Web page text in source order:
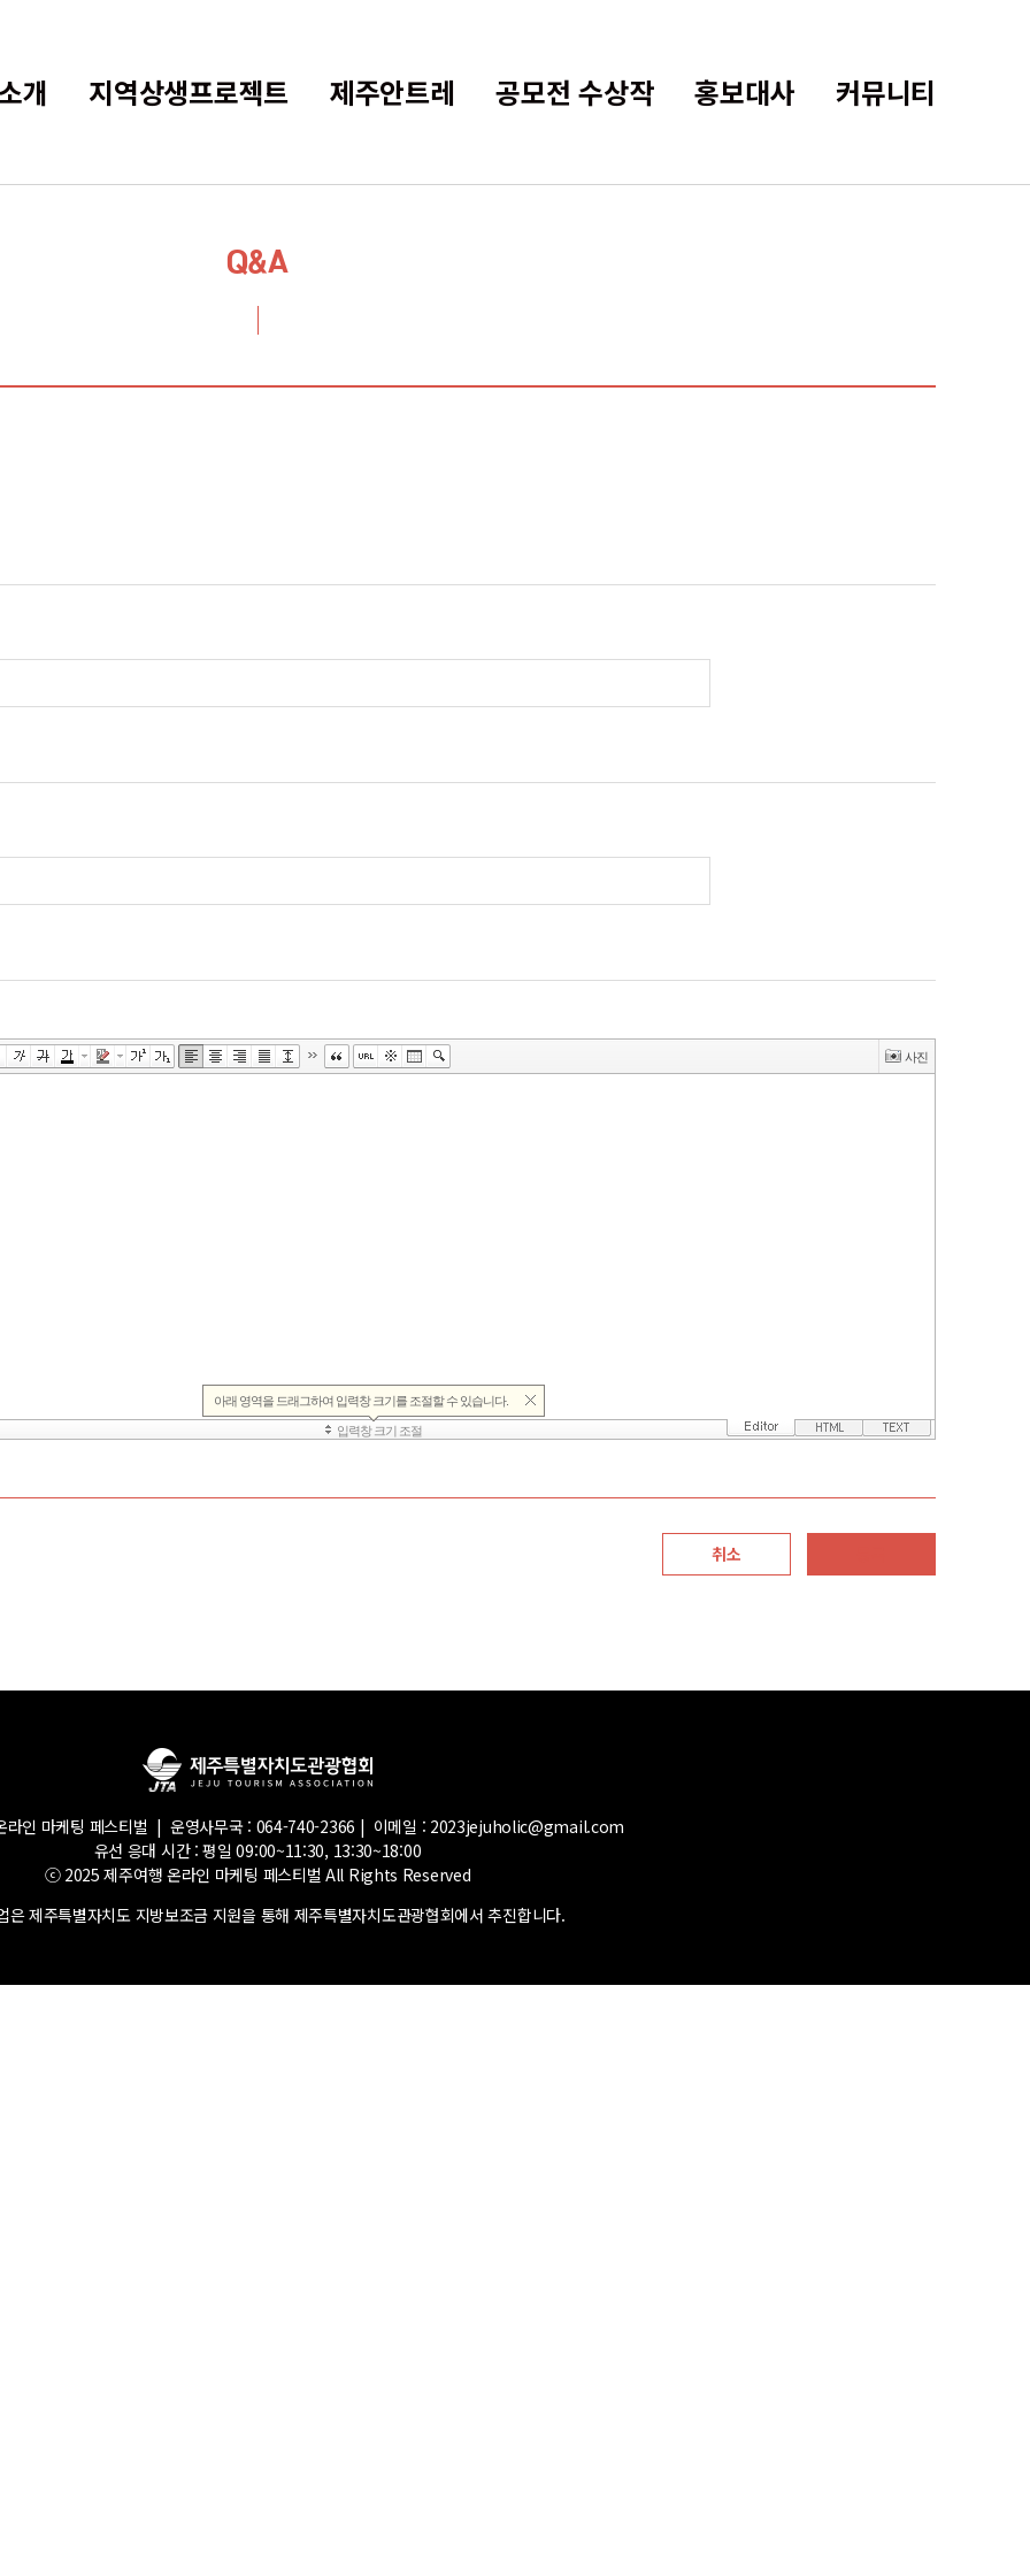
개 지역상생프로젝트 제주안트레 공모전 수상작 홍보대사 커뮤니티
Q&A
취소
라인 마케팅 페스티벌 | 운영사무국 : 064-740-2366 | 이메일 : 2023jejuholic@gmail.com
유선 응대 시간 : 평일 09:00~11:30, 13:30~18:00
ⓒ 2025 제주여행 온라인 마케팅 페스티벌 All Rights Reserved
은 제주특별자치도 지방보조금 지원을 통해 제주특별자치도관광협회에서 추진합니다.